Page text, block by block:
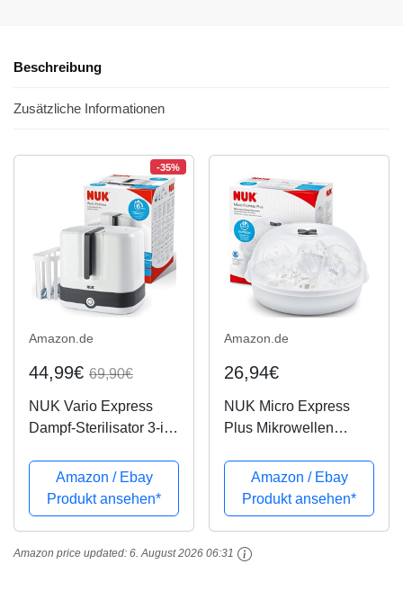
Beschreibung
Zusätzliche Informationen
-35%
Amazon.de
44,99€ 69,90€
NUK Vario Express
Dampf-Sterilisator 3-in-
Babyflaschen, Sauger
& Zubehör oder
Milchpumpe
Amazon / Ebay
Produkt ansehen*
Amazon.de
26,94€
NUK Micro Express
Plus Mikrowellen
babyflaschen, 4+
Babyflaschen &
Zubehör, schnell,
effektiv & gründlich
Amazon / Ebay
Produkt ansehen*
Amazon price updated: 6. August 2026 06:31